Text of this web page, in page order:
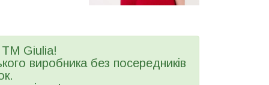
ТМ Giulia!
виробника без посередників